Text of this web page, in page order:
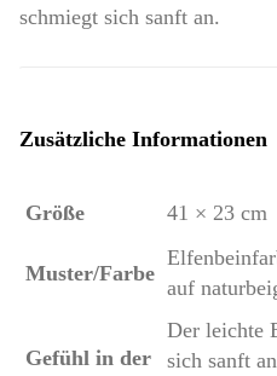
schmiegt sich sanft an.
Zusätzliche Informationen
Größe 41 × 23 cm
Muster/Farbe
auf
Gefühl in der
Der leichte
sich sanft